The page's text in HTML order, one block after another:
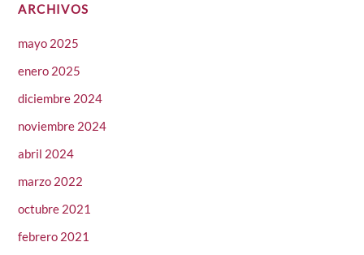
ARCHIVOS
mayo 2025
enero 2025
diciembre 2024
noviembre 2024
abril 2024
marzo 2022
octubre 2021
febrero 2021